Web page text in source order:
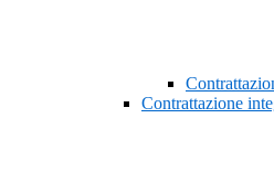
Contrattazione